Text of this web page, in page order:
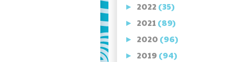
► 2022 (35)
► 2021 (89)
► 2020 (96)
► 2019 (94)